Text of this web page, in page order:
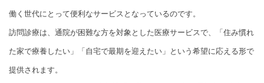
働く世代にとって便利なサービスとなっているのです。
訪問診療は、通院が困難な方を対象とした医療サービスで、「住み慣れ
た家で療養したい」「自宅で最期を迎えたい」という希望に応える形で
提供されます。